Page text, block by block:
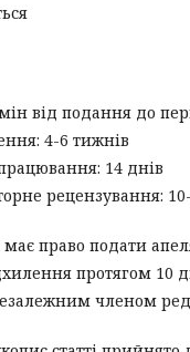
від подання до
4-6 тижнів
14 днів
рецензування:
має право подати
протягом 10
членом